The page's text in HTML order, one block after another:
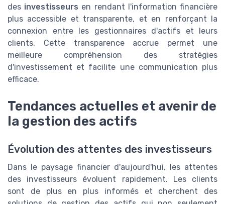
des investisseurs en rendant l'information financière
plus accessible et transparente, et en renforçant la
connexion entre les gestionnaires d'actifs et leurs
clients. Cette transparence accrue permet une
meilleure compréhension des stratégies
d'investissement et facilite une communication plus
efficace.
Tendances actuelles et avenir de
la gestion des actifs
Évolution des attentes des investisseurs
Dans le paysage financier d'aujourd'hui, les attentes
des investisseurs évoluent rapidement. Les clients
sont de plus en plus informés et cherchent des